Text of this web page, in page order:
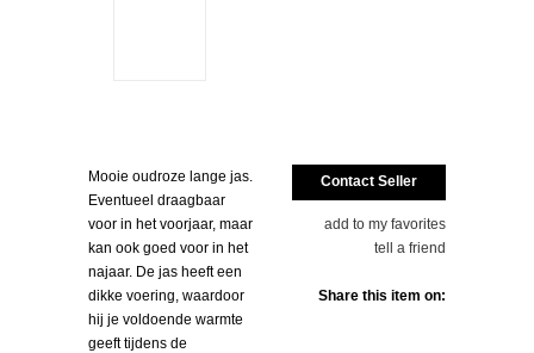
Contact Seller
add to my favorites
tell a friend
Share this item on:
Mooie oudroze lange jas.
Eventueel draagbaar
voor in het voorjaar, maar
kan ook goed voor in het
najaar. De jas heeft een
dikke voering, waardoor
hij je voldoende warmte
geeft tijdens de